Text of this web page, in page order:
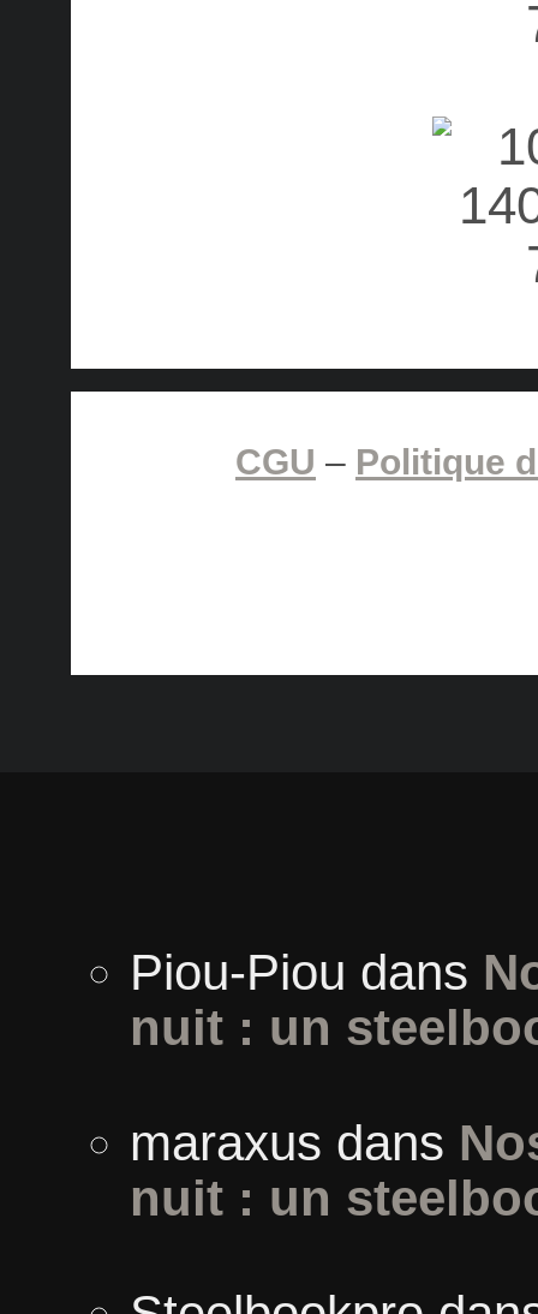
CGU – Politique
Piou-Piou dans
nuit : un
maraxus dans
nuit : un